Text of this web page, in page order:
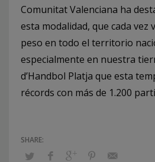
Comunitat Valenciana ha
esta modalidad, que cada vez
peso en todo el territorio
especialmente en nuestra
d’Handbol Platja que esta
récords con más de 1.200